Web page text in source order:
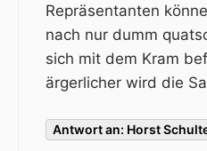
Repräsentanten
nach nur dumm
sich mit dem Kram
ärgerlicher wird die
Antwort an: Horst